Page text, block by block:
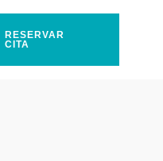
RESERVAR
CITA